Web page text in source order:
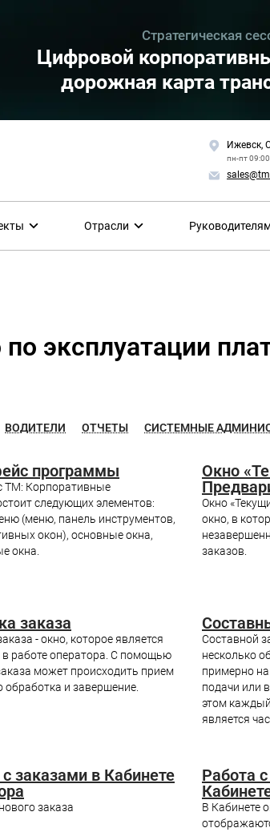
Стратегическая
Цифровой
дорожная карта
Ижевск,
пн-пт
Отрасли
по эксплуатации
ВОДИТЕЛИ ОТЧЕТЫ СИСТЕМНЫЕ
программы
ТМ: Корпоративные
следующих элементов:
(меню, панель инструментов,
окон), основные окна,
окна.
Окно
Окно
окно, в
заказов.
заказа
- окно, которое является
работе оператора. С помощью
может происходить прием
обработка и завершение.
Составной
несколько
примерно
подачи или
этом
является
заказами в Кабинете
заказа
Работа
В Кабинете